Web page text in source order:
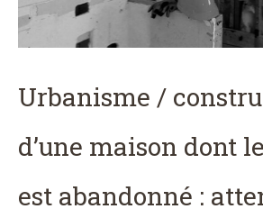
Urbanisme /
d’une maison dont
est abandonné :